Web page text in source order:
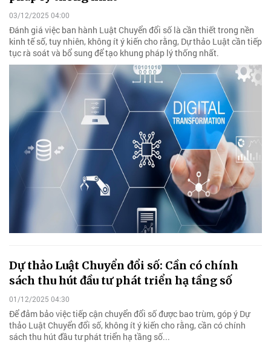
03/12/2025 04:00
Đánh giá việc ban hành Luật Chuyển đổi số là cần thiết trong nền
kinh tế số, tuy nhiên, không ít ý kiến cho rằng, Dự thảo Luật cần tiếp
tục rà soát và bổ sung để tạo khung pháp lý thống nhất.
Dự thảo Luật Chuyển đổi số: Cần có chính
sách thu hút đầu tư phát triển hạ tầng số
01/12/2025 04:30
Để đảm bảo việc tiếp cận chuyển đổi số được bao trùm, góp ý Dự
thảo Luật Chuyển đổi số, không ít ý kiến cho rằng, cần có chính
sách thu hút đầu tư phát triển hạ tầng số...